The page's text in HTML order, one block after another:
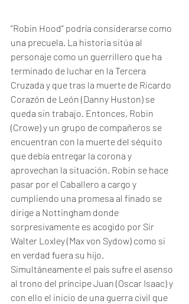
“Robin Hood” podría considerarse como
una precuela. La historia sitúa al
personaje como un guerrillero que ha
terminado de luchar en la Tercera
Cruzada y que tras la muerte de Ricardo
Corazón de León (Danny Huston) se
queda sin trabajo. Entonces, Robin
(Crowe) y un grupo de compañeros se
encuentran con la muerte del séquito
que debía entregar la corona y
aprovechan la situación. Robin se hace
pasar por el Caballero a cargo y
cumpliendo una promesa al finado se
dirige a Nottingham donde
sorpresivamente es acogido por Sir
Walter Loxley (Max von Sydow) como si
en verdad fuera su hijo.
Simultáneamente el país sufre el asenso
al trono del príncipe Juan (Oscar Isaac) y
con ello el inicio de una guerra civil que